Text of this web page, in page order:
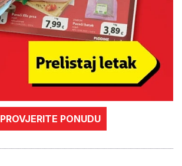
PROVJERITE PONUDU